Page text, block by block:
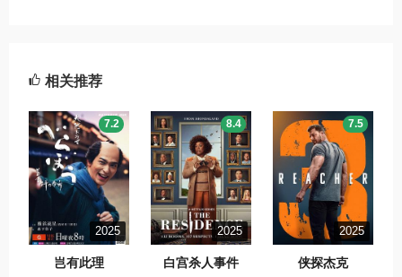
相关推荐
2025
岂有此理
7.2
2025
白宫杀人事件
8.4
2025
侠探杰克
7.5